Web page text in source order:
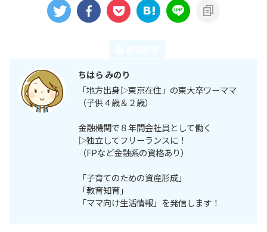
ちはら みのり
「地方出身▷東京在住」の東大卒ワーママ
（子供４歳＆２歳）
金融機関で８年間会社員として働く
▷独立してフリーランスに！
（FPなど金融系の資格あり）
「子育てのための資産形成」
「教育知育」
「ママ向け生活情報」を発信します！